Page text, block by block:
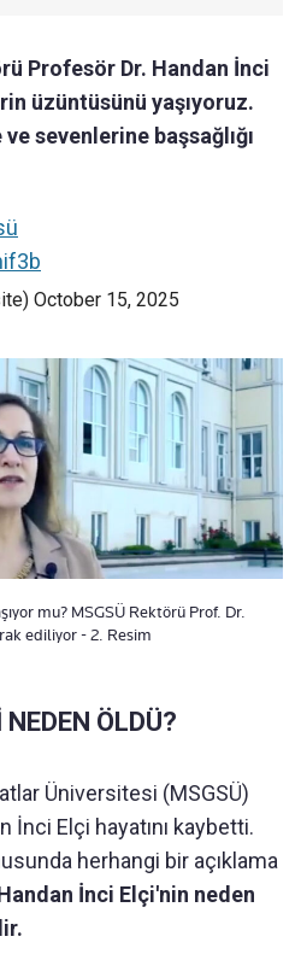
Profesör Dr. Handan İnci
üzüntüsünü yaşıyoruz.
sevenlerine başsağlığı
October 15, 2025
mu? MSGSÜ Rektörü Prof. Dr.
ediliyor - 2. Resim
ÖLDÜ?
Üniversitesi (MSGSÜ)
İnci Elçi hayatını kaybetti.
herhangi bir açıklama
İnci Elçi'nin neden